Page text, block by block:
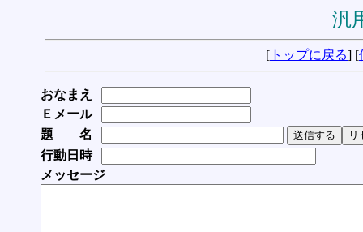
汎
[ トップに戻る] [
おなまえ
Ｅメール
題 名
行動日時
メッセージ